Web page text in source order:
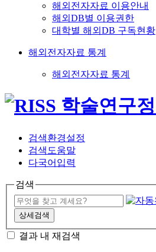
해외전자자료 이용안내
해외DB별 이용권한
대학별 해외DB 구독현황
해외전자자료 통계
해외전자자료 통계
검색환경설정
검색도움말
다국어입력
검색
상세검색
결과 내 재검색